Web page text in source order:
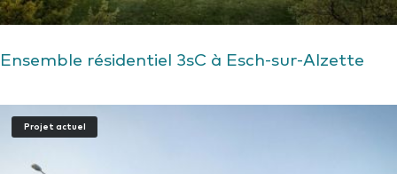
Ensemble résidentiel 3sC à Esch-sur-Alzette
Projet actuel